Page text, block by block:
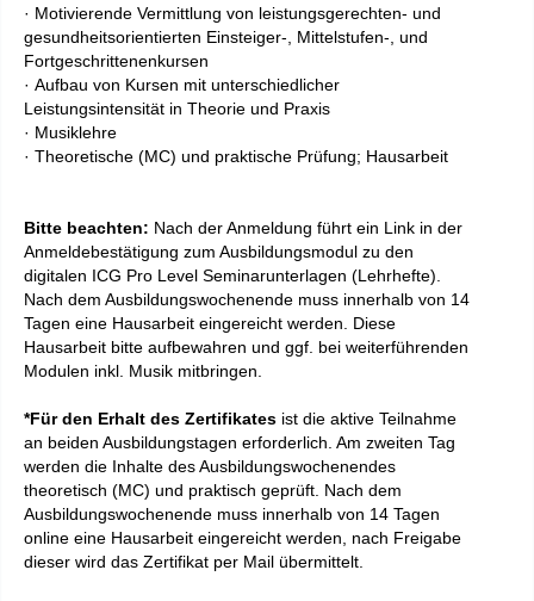
· Motivierende Vermittlung von leistungsgerechten- und
gesundheitsorientierten Einsteiger-, Mittelstufen-, und
Fortgeschrittenenkursen
· Aufbau von Kursen mit unterschiedlicher
Leistungsintensität in Theorie und Praxis
· Musiklehre
· Theoretische (MC) und praktische Prüfung; Hausarbeit
Bitte beachten: Nach der Anmeldung führt ein Link in der
Anmeldebestätigung zum Ausbildungsmodul zu den
digitalen ICG Pro Level Seminarunterlagen (Lehrhefte).
Nach dem Ausbildungswochenende muss innerhalb von 14
Tagen eine Hausarbeit eingereicht werden. Diese
Hausarbeit bitte aufbewahren und ggf. bei weiterführenden
Modulen inkl. Musik mitbringen.
*Für den Erhalt des Zertifikates ist die aktive Teilnahme
an beiden Ausbildungstagen erforderlich. Am zweiten Tag
werden die Inhalte des Ausbildungswochenendes
theoretisch (MC) und praktisch geprüft. Nach dem
Ausbildungswochenende muss innerhalb von 14 Tagen
online eine Hausarbeit eingereicht werden, nach Freigabe
dieser wird das Zertifikat per Mail übermittelt.